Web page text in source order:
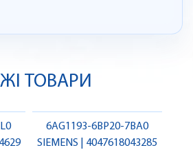
ТОВАРИ
6AG1193-6BP20-7BA0
SIEMENS | 4047618043285